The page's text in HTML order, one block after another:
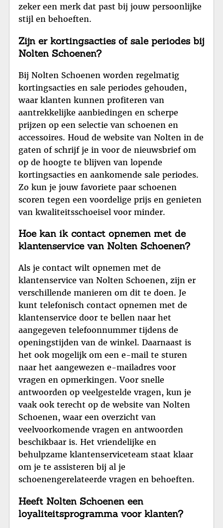
zeker een merk dat past bij jouw persoonlijke
stijl en behoeften.
Zijn er kortingsacties of sale periodes bij
Nolten Schoenen?
Bij Nolten Schoenen worden regelmatig
kortingsacties en sale periodes gehouden,
waar klanten kunnen profiteren van
aantrekkelijke aanbiedingen en scherpe
prijzen op een selectie van schoenen en
accessoires. Houd de website van Nolten in de
gaten of schrijf je in voor de nieuwsbrief om
op de hoogte te blijven van lopende
kortingsacties en aankomende sale periodes.
Zo kun je jouw favoriete paar schoenen
scoren tegen een voordelige prijs en genieten
van kwaliteitsschoeisel voor minder.
Hoe kan ik contact opnemen met de
klantenservice van Nolten Schoenen?
Als je contact wilt opnemen met de
klantenservice van Nolten Schoenen, zijn er
verschillende manieren om dit te doen. Je
kunt telefonisch contact opnemen met de
klantenservice door te bellen naar het
aangegeven telefoonnummer tijdens de
openingstijden van de winkel. Daarnaast is
het ook mogelijk om een e-mail te sturen
naar het aangewezen e-mailadres voor
vragen en opmerkingen. Voor snelle
antwoorden op veelgestelde vragen, kun je
vaak ook terecht op de website van Nolten
Schoenen, waar een overzicht van
veelvoorkomende vragen en antwoorden
beschikbaar is. Het vriendelijke en
behulpzame klantenserviceteam staat klaar
om je te assisteren bij al je
schoenengerelateerde vragen en behoeften.
Heeft Nolten Schoenen een
loyaliteitsprogramma voor klanten?